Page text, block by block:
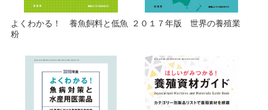
よくわかる！ 養魚飼料と低魚
粉
２０１７年版 世界の養殖業